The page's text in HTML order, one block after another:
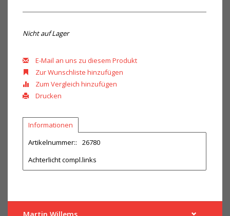
Nicht auf Lager
E-Mail an uns zu diesem Produkt
Zur Wunschliste hinzufügen
Zum Vergleich hinzufügen
Drucken
Informationen
Artikelnummer::
26780
Achterlicht compl.links